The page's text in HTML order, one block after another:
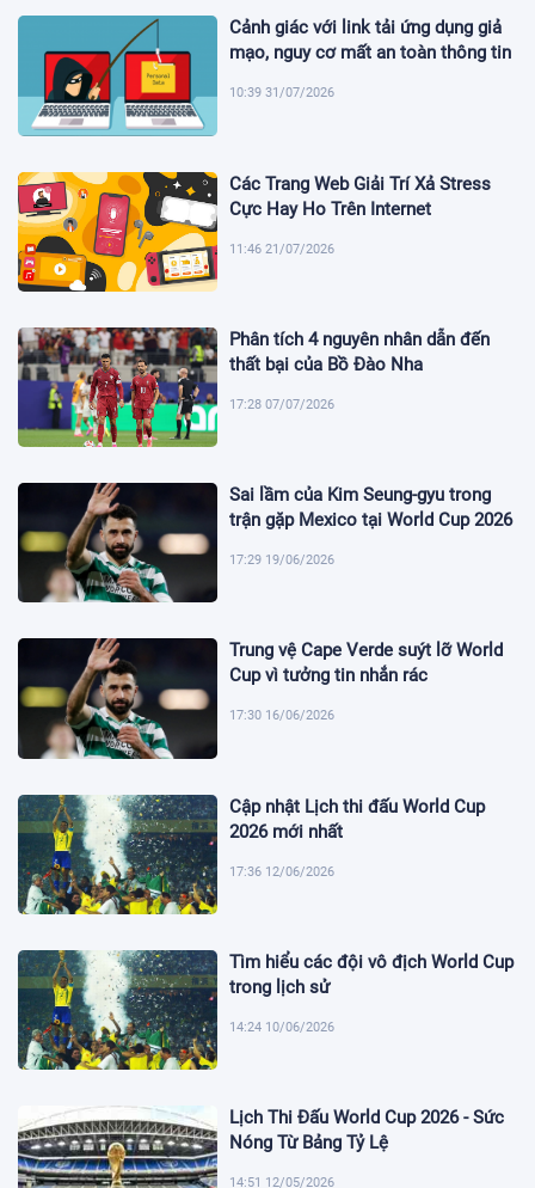
Cảnh giác với link tải ứng dụng giả
mạo, nguy cơ mất an toàn thông tin
10:39 31/07/2026
Các Trang Web Giải Trí Xả Stress
Cực Hay Ho Trên Internet
11:46 21/07/2026
Phân tích 4 nguyên nhân dẫn đến
thất bại của Bồ Đào Nha
17:28 07/07/2026
Sai lầm của Kim Seung-gyu trong
trận gặp Mexico tại World Cup 2026
17:29 19/06/2026
Trung vệ Cape Verde suýt lỡ World
Cup vì tưởng tin nhắn rác
17:30 16/06/2026
Cập nhật Lịch thi đấu World Cup
2026 mới nhất
17:36 12/06/2026
Tìm hiểu các đội vô địch World Cup
trong lịch sử
14:24 10/06/2026
Lịch Thi Đấu World Cup 2026 - Sức
Nóng Từ Bảng Tỷ Lệ
14:51 12/05/2026